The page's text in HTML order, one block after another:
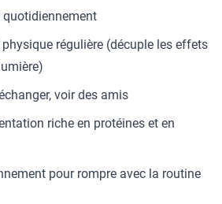
quotidiennement
régulière (décuple les effets
voir des amis
riche en protéines et en
pour rompre avec la routine